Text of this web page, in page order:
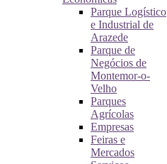
Parque Logístico
e Industrial de
Arazede
Parque de
Negócios de
Montemor-o-
Velho
Parques
Agrícolas
Empresas
Feiras e
Mercados